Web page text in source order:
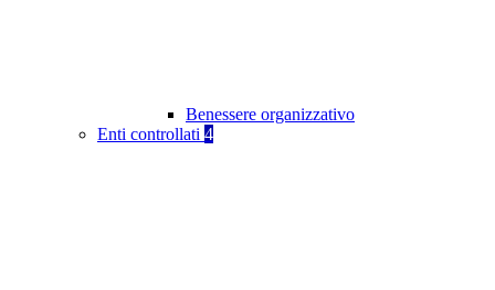
Benessere organizzativo
Enti controllati 4